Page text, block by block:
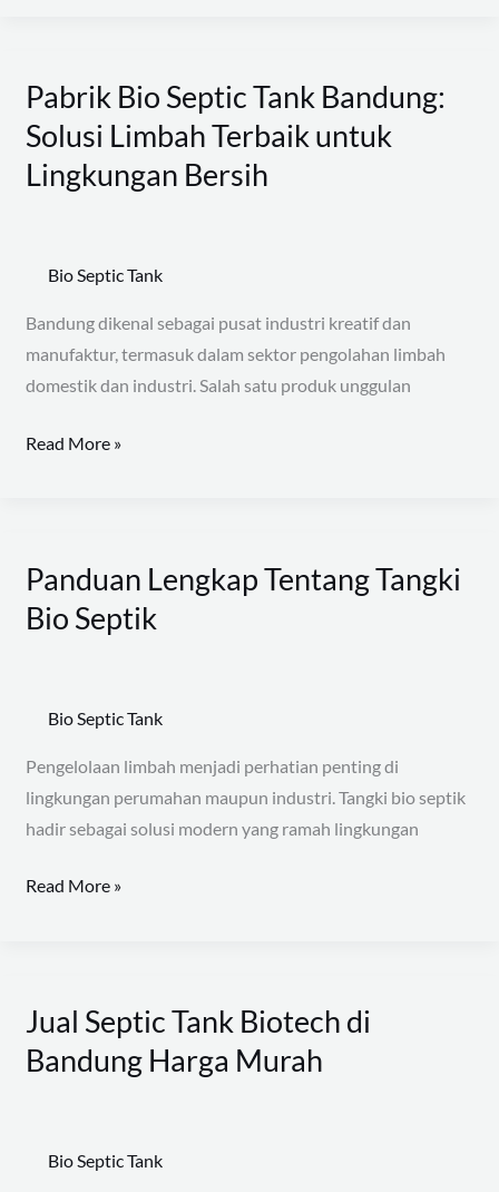
Pabrik Bio Septic Tank Bandung:
Solusi Limbah Terbaik untuk
Lingkungan Bersih
Bio Septic Tank
Bandung dikenal sebagai pusat industri kreatif dan
manufaktur, termasuk dalam sektor pengolahan limbah
domestik dan industri. Salah satu produk unggulan
Pabrik
Bio
Septic
Tank
Limbah
Read More »
Panduan Lengkap Tentang Tangki
Bio Septik
Bio Septic Tank
Pengelolaan limbah menjadi perhatian penting di
lingkungan perumahan maupun industri. Tangki bio septik
hadir sebagai solusi modern yang ramah lingkungan
Panduan
Lengkap
Tentang
Septik
Read More »
Jual Septic Tank Biotech di
Bandung Harga Murah
Bio Septic Tank
Jual
Septic
Tank
Bandung